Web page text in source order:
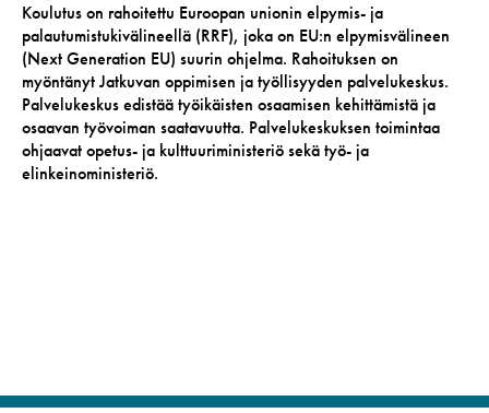
Koulutus on rahoitettu Euroopan unionin elpymis- ja
palautumistukivälineellä (RRF), joka on EU:n elpymisvälineen
(Next Generation EU) suurin ohjelma. Rahoituksen on
myöntänyt Jatkuvan oppimisen ja työllisyyden palvelukeskus.
Palvelukeskus edistää työikäisten osaamisen kehittämistä ja
osaavan työvoiman saatavuutta. Palvelukeskuksen toimintaa
ohjaavat opetus- ja kulttuuriministeriö sekä työ- ja
elinkeinoministeriö.